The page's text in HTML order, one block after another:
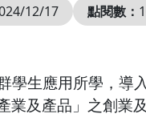
12/17 點閱數：
學生應用所學，導入
業及產品」之創業